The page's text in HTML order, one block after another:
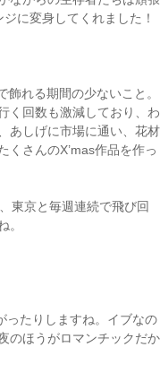
に変身してくれました！
飾れる期間の少ないこと。
く回数も激減しており、わ
あしげに市場に通い、花材
くさんのX’mas作品を作っ
東京と毎週連続で飛び回
。
ったりしますね。イブなの
のほうがロマンチックだか